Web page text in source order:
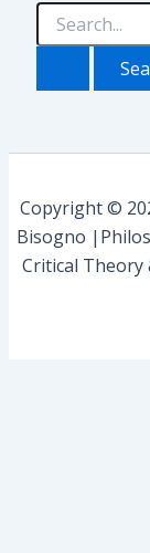
eS
:
Copyright ©
Bisogno
Critical Theory